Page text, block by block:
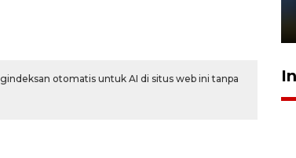
otomatis untuk AI di situs web ini tanpa